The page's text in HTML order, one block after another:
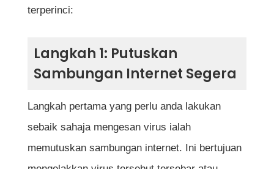
terperinci:
Langkah 1: Putuskan
Sambungan Internet Segera
Langkah pertama yang perlu anda lakukan
sebaik sahaja mengesan virus ialah
memutuskan sambungan internet. Ini bertujuan